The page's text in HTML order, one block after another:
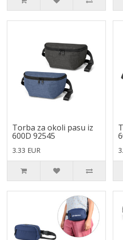
Torba za okoli pasu iz
600D 92545
3.33 EUR